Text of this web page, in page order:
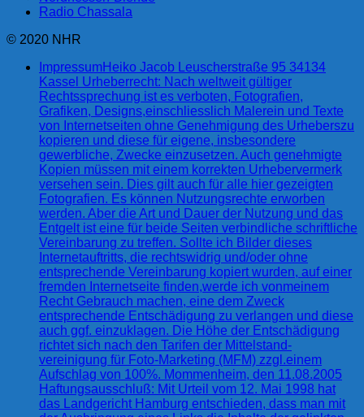
Radio Chassala
© 2020 NHR
ImpressumHeiko Jacob Leuscherstraße 95 34134
Kassel Urheberrecht: Nach weltweit gültiger
Rechtssprechung ist es verboten, Fotografien,
Grafiken, Designs,einschliesslich Malerein und Texte
von Internetseiten ohne Genehmigung des Urheberszu
kopieren und diese für eigene, insbesondere
gewerbliche, Zwecke einzusetzen. Auch genehmigte
Kopien müssen mit einem korrekten Urhebervermerk
versehen sein. Dies gilt auch für alle hier gezeigten
Fotografien. Es können Nutzungsrechte erworben
werden. Aber die Art und Dauer der Nutzung und das
Entgelt ist eine für beide Seiten verbindliche schriftliche
Vereinbarung zu treffen. Sollte ich Bilder dieses
Internetauftritts, die rechtswidrig und/oder ohne
entsprechende Vereinbarung kopiert wurden, auf einer
fremden Internetseite finden,werde ich vonmeinem
Recht Gebrauch machen, eine dem Zweck
entsprechende Entschädigung zu verlangen und diese
auch ggf. einzuklagen. Die Höhe der Entschädigung
richtet sich nach den Tarifen der Mittelstand-
vereinigung für Foto-Marketing (MFM) zzgl.einem
Aufschlag von 100%. Mommenheim, den 11.08.2005
Haftungsausschluß: Mit Urteil vom 12. Mai 1998 hat
das Landgericht Hamburg entschieden, dass man mit